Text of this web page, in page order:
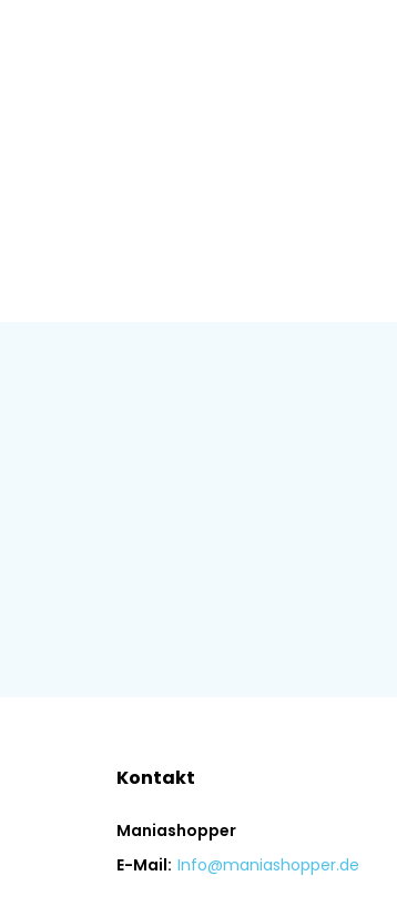
Kontakt
Maniashopper
E-Mail: Info@maniashopper.de